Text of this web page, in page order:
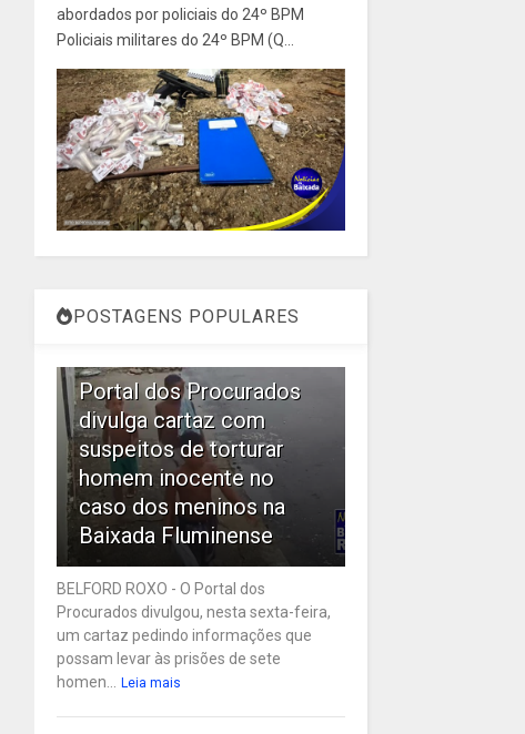
abordados por policiais do 24º BPM
Policiais militares do 24º BPM (Q...
POSTAGENS POPULARES
Portal dos Procurados
divulga cartaz com
suspeitos de torturar
homem inocente no
caso dos meninos na
Baixada Fluminense
BELFORD ROXO - O Portal dos
Procurados divulgou, nesta sexta-feira,
um cartaz pedindo informações que
possam levar às prisões de sete
homen... Leia mais